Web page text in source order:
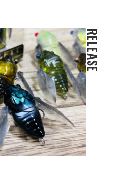
RELEASE